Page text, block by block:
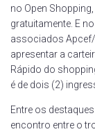
no Open
gratuitamente. E
associados
apresentar a
Rápido do
é de dois (2)
Entre os
encontro entre o